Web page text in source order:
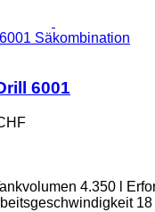
Säkombination
6001
4.350 l
18